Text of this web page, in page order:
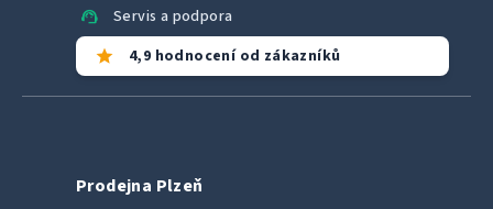
support_agent Servis a podpora
star 4,9 hodnocení od zákazníků
Prodejna Plzeň